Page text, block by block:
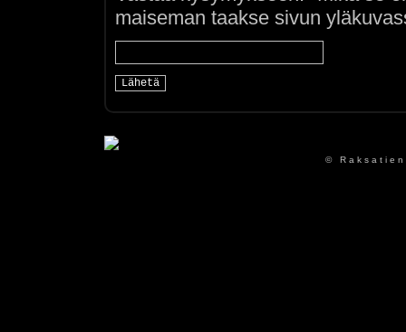
maiseman taakse sivun
©